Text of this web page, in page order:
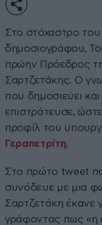
Στο στόχαστρο
δημοσιογράφου,
πρώην Πρόεδρος
Σαρτζετάκης. Ο
που δημοσιεύει
επιστράτευσε,
προφίλ του
Γεραπετρίτη.
Στο πρώτο tweet
συνόδευε με μια
Σαρτζετάκη έκανε
γράφοντας πως «η